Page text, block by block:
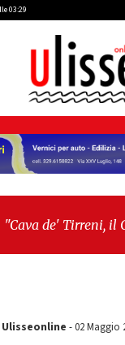
03:29
de' Tirreni, il
storica: la
europea per l’IGP"
-02 Maggio